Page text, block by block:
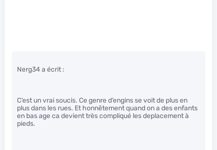
Nerg34 a écrit :
C’est un vrai soucis. Ce genre d’engins se voit de plus en
plus dans les rues. Et honnêtement quand on a des enfants
en bas age ca devient très compliqué les deplacement à
pieds.